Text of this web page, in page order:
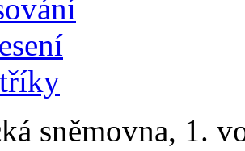
sněmovna, 1.